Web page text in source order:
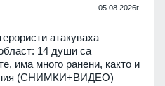
05.08.2026г.
атакуваха
14 души са
има много ранени, както и
(СНИМКИ+ВИДЕО)